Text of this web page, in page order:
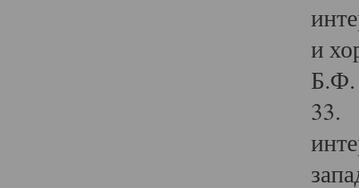
и
Б.Ф.
33.